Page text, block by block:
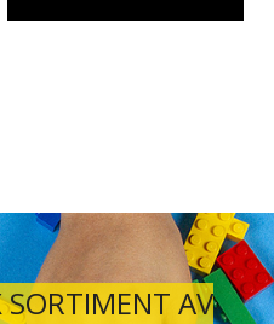
SORTIMENT AV